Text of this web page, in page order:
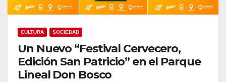
CULTURA SOCIEDAD
Un Nuevo “Festival Cervecero,
Edición San Patricio” en el Parque
Lineal Don Bosco